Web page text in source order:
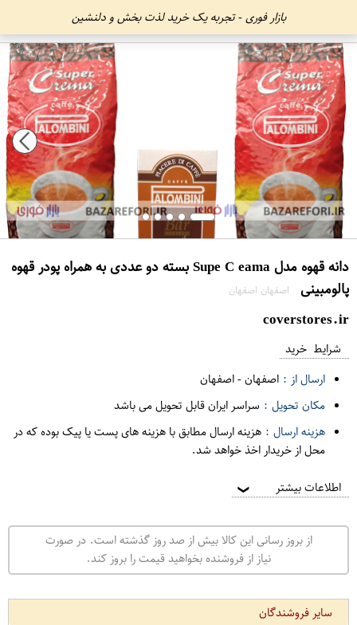
بازار فوری - تجربه یک خرید لذت بخش و دلنشین
دانه قهوه مدل Supe C eama بسته دو عددی به همراه پودر قهوه
پالومبینی
اصفهان اصفهان
coverstores.ir
شرایط خرید
ارسال از : اصفهان-اصفهان
مکان تحویل : سراسر ایران قابل تحویل می باشد
هزینه ارسال : هزینه ارسال مطابق با هزینه های پست یا پیک بوده که در
محل از خریدار اخذ خواهد شد.
اطلاعات بیشتر ❯
از بروز رسانی این کالا بیش از صد روز گذشته است. در صورت
نیاز از فروشنده بخواهید قیمت را بروز کند.
سایر فروشندگان